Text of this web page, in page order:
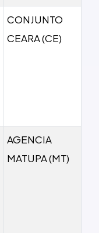
CONJUNTO
CEARA (CE)
AGENCIA
MATUPA (MT)